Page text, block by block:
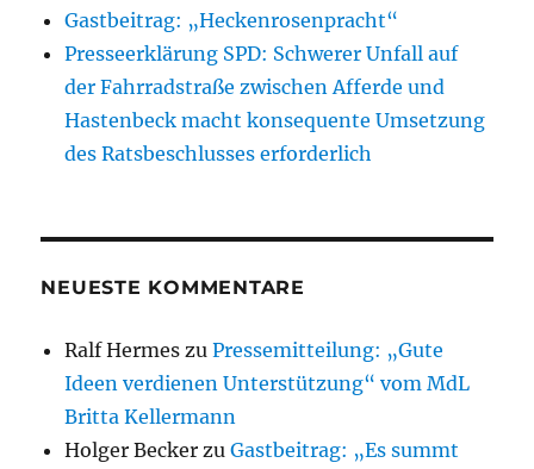
Gastbeitrag: „Heckenrosenpracht“
Presseerklärung SPD: Schwerer Unfall auf
der Fahrradstraße zwischen Afferde und
Hastenbeck macht konsequente Umsetzung
des Ratsbeschlusses erforderlich
NEUESTE KOMMENTARE
Ralf Hermes zuPressemitteilung: „Gute
Ideen verdienen Unterstützung“ vom MdL
Britta Kellermann
Holger Becker zuGastbeitrag: „Es summt